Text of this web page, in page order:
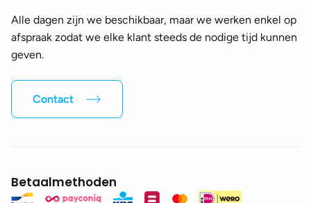
Alle dagen zijn we beschikbaar, maar we werken enkel op
afspraak zodat we elke klant steeds de nodige tijd kunnen
geven.
Contact
Betaalmethoden